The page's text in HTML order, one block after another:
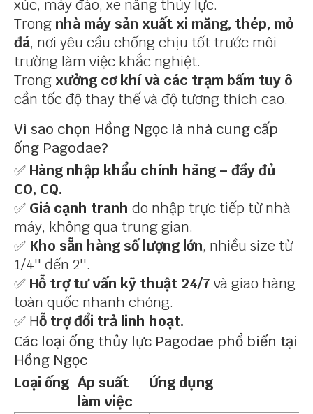
xúc, máy đào, xe nâng thủy lực.
Trong nhà máy sản xuất xi măng, thép, mỏ
đá, nơi yêu cầu chống chịu tốt trước môi
trường làm việc khắc nghiệt.
Trong xưởng cơ khí và các trạm bấm tuy ô
cần tốc độ thay thế và độ tương thích cao.
Vì sao chọn Hồng Ngọc là nhà cung cấp
ống Pagodae?
✅ Hàng nhập khẩu chính hãng – đầy đủ
CO, CQ.
✅ Giá cạnh tranh do nhập trực tiếp từ nhà
máy, không qua trung gian.
✅ Kho sẵn hàng số lượng lớn, nhiều size từ
1/4'' đến 2''.
✅ Hỗ trợ tư vấn kỹ thuật 24/7 và giao hàng
toàn quốc nhanh chóng.
✅ Hỗ trợ đổi trả linh hoạt.
Các loại ống thủy lực Pagodae phổ biến tại
Hồng Ngọc
Loại ống Áp suất
làm việc
Ứng dụng